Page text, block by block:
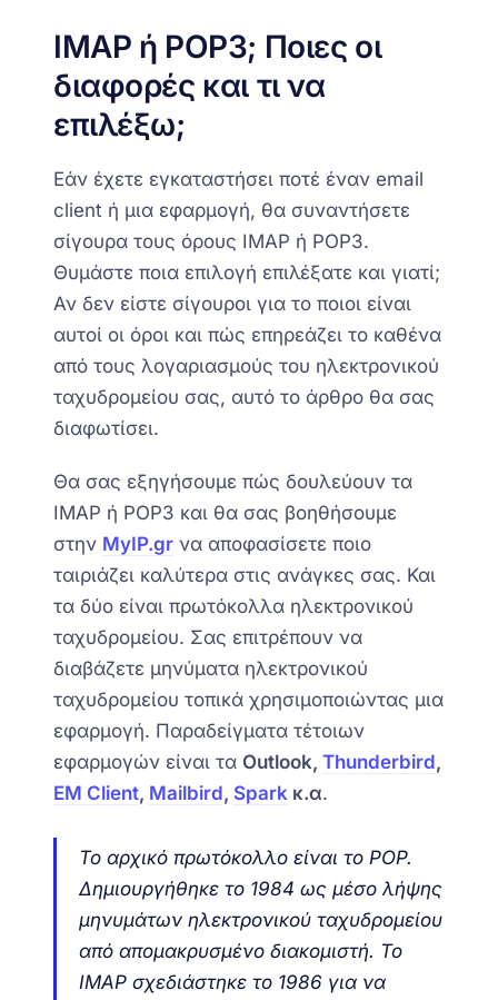
IMAP ή POP3; Ποιες οι
διαφορές και τι να
επιλέξω;
Εάν έχετε εγκαταστήσει ποτέ έναν email
client ή μια εφαρμογή, θα συναντήσετε
σίγουρα τους όρους IMAP ή POP3.
Θυμάστε ποια επιλογή επιλέξατε και γιατί;
Αν δεν είστε σίγουροι για το ποιοι είναι
αυτοί οι όροι και πώς επηρεάζει το καθένα
από τους λογαριασμούς του ηλεκτρονικού
ταχυδρομείου σας, αυτό το άρθρο θα σας
διαφωτίσει.
Θα σας εξηγήσουμε πώς δουλεύουν τα
IMAP ή POP3 και θα σας βοηθήσουμε
στην MyIP.gr να αποφασίσετε ποιο
ταιριάζει καλύτερα στις ανάγκες σας. Και
τα δύο είναι πρωτόκολλα ηλεκτρονικού
ταχυδρομείου. Σας επιτρέπουν να
διαβάζετε μηνύματα ηλεκτρονικού
ταχυδρομείου τοπικά χρησιμοποιώντας μια
εφαρμογή. Παραδείγματα τέτοιων
εφαρμογών είναι τα Outlook, Thunderbird,
EM Client, Mailbird, Spark κ.α.
Το αρχικό πρωτόκολλο είναι το POP.
Δημιουργήθηκε το 1984 ως μέσο λήψης
μηνυμάτων ηλεκτρονικού ταχυδρομείου
από απομακρυσμένο διακομιστή. Το
IMAP σχεδιάστηκε το 1986 για να